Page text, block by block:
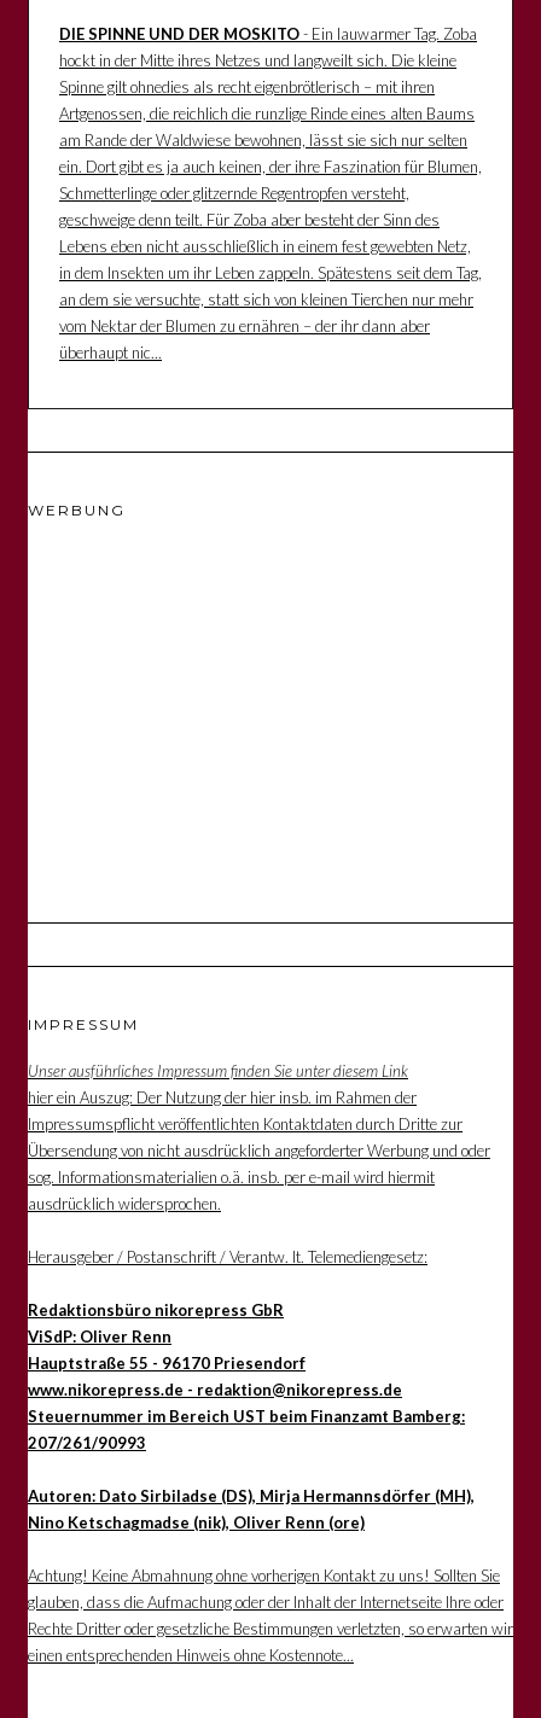
DIE SPINNE UND DER MOSKITO- Ein lauwarmer Tag. Zoba
hockt in der Mitte ihres Netzes und langweilt sich. Die kleine
Spinne gilt ohnedies als recht eigenbrötlerisch – mit ihren
Artgenossen, die reichlich die runzlige Rinde eines alten Baums
am Rande der Waldwiese bewohnen, lässt sie sich nur selten
ein. Dort gibt es ja auch keinen, der ihre Faszination für Blumen,
Schmetterlinge oder glitzernde Regentropfen versteht,
geschweige denn teilt. Für Zoba aber besteht der Sinn des
Lebens eben nicht ausschließlich in einem fest gewebten Netz,
in dem Insekten um ihr Leben zappeln. Spätestens seit dem Tag,
an dem sie versuchte, statt sich von kleinen Tierchen nur mehr
vom Nektar der Blumen zu ernähren – der ihr dann aber
überhaupt nic...
WERBUNG
IMPRESSUM
Unser ausführliches Impressum finden Sie unter diesem Link
hier ein Auszug: Der Nutzung der hier insb. im Rahmen der
Impressumspflicht veröffentlichten Kontaktdaten durch Dritte zur
Übersendung von nicht ausdrücklich angeforderter Werbung und oder
sog. Informationsmaterialien o.ä. insb. per e-mail wird hiermit
ausdrücklich widersprochen.
Herausgeber / Postanschrift / Verantw. lt. Telemediengesetz:
Redaktionsbüro nikorepress GbR
ViSdP: Oliver Renn
Hauptstraße 55 - 96170 Priesendorf
www.nikorepress.de - redaktion@nikorepress.de
Steuernummer im Bereich UST beim Finanzamt Bamberg:
207/261/90993
Autoren: Dato Sirbiladse (DS), Mirja Hermannsdörfer (MH),
Nino Ketschagmadse (nik), Oliver Renn (ore)
Achtung! Keine Abmahnung ohne vorherigen Kontakt zu uns! Sollten Sie
glauben, dass die Aufmachung oder der Inhalt der Internetseite Ihre oder
Rechte Dritter oder gesetzliche Bestimmungen verletzten, so erwarten wir
einen entsprechenden Hinweis ohne Kostennote...